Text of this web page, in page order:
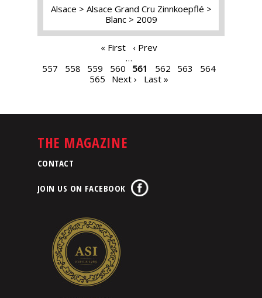
Alsace
Alsace Grand Cru Zinnkoepflé
Blanc
2009
« First
‹ Prev
…
557
558 559 560 561 562 563
564
565
Next › Last »
THE MAGAZINE
CONTACT
JOIN US ON FACEBOOK